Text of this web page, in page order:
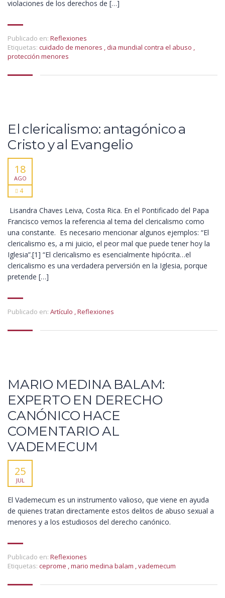
violaciones de los derechos de […]
Publicado en: Reflexiones
Etiquetas: cuidado de menores ,dia mundial contra el abuso ,
protección menores
El clericalismo: antagónico a
Cristo y al Evangelio
18
AGO
4
Lisandra Chaves Leiva, Costa Rica. En el Pontificado del Papa
Francisco vemos la referencia al tema del clericalismo como
una constante. Es necesario mencionar algunos ejemplos: “El
clericalismo es, a mi juicio, el peor mal que puede tener hoy la
Iglesia”.[1] “El clericalismo es esencialmente hipócrita…el
clericalismo es una verdadera perversión en la Iglesia, porque
pretende […]
Publicado en: Artículo ,Reflexiones
MARIO MEDINA BALAM:
EXPERTO EN DERECHO
CANÓNICO HACE
COMENTARIO AL
VADEMECUM
25
JUL
El Vademecum es un instrumento valioso, que viene en ayuda
de quienes tratan directamente estos delitos de abuso sexual a
menores y a los estudiosos del derecho canónico.
Publicado en: Reflexiones
Etiquetas: ceprome ,mario medina balam ,vademecum